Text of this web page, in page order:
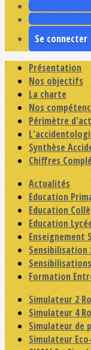
Se connecter
Présentation
Nos objectifs
La charte
Nos
Périmètre
Synthèse
Chiffres
Actualités
Education
Education
Education
Enseignement
Sensibilisation
Formation
Simulateur 2
Simulateur 4
Simulateur de
Simulateur